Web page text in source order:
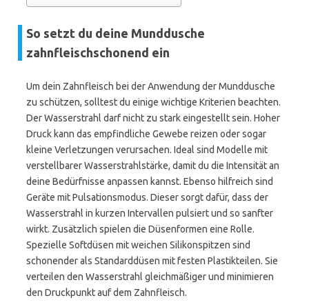
So setzt du deine Munddusche
zahnfleischschonend ein
Um dein Zahnfleisch bei der Anwendung der Munddusche
zu schützen, solltest du einige wichtige Kriterien beachten.
Der Wasserstrahl darf nicht zu stark eingestellt sein. Hoher
Druck kann das empfindliche Gewebe reizen oder sogar
kleine Verletzungen verursachen. Ideal sind Modelle mit
verstellbarer Wasserstrahlstärke, damit du die Intensität an
deine Bedürfnisse anpassen kannst. Ebenso hilfreich sind
Geräte mit Pulsationsmodus. Dieser sorgt dafür, dass der
Wasserstrahl in kurzen Intervallen pulsiert und so sanfter
wirkt. Zusätzlich spielen die Düsenformen eine Rolle.
Spezielle Softdüsen mit weichen Silikonspitzen sind
schonender als Standarddüsen mit festen Plastikteilen. Sie
verteilen den Wasserstrahl gleichmäßiger und minimieren
den Druckpunkt auf dem Zahnfleisch.